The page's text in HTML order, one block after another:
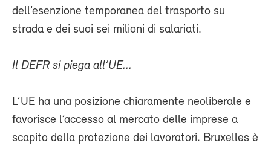
dell’esenzione temporanea del trasporto su
strada e dei suoi sei milioni di salariati.
Il DEFR si piega all’UE...
L’UE ha una posizione chiaramente neoliberale e
favorisce l’accesso al mercato delle imprese a
scapito della protezione dei lavoratori. Bruxelles è